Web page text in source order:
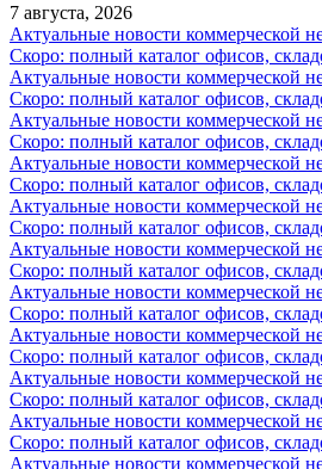
7 августа, 2026
Актуальные новости коммерческой
Скоро: полный каталог офисов,
Актуальные новости коммерческой
Скоро: полный каталог офисов,
Актуальные новости коммерческой
Скоро: полный каталог офисов,
Актуальные новости коммерческой
Скоро: полный каталог офисов,
Актуальные новости коммерческой
Скоро: полный каталог офисов,
Актуальные новости коммерческой
Скоро: полный каталог офисов,
Актуальные новости коммерческой
Скоро: полный каталог офисов,
Актуальные новости коммерческой
Скоро: полный каталог офисов,
Актуальные новости коммерческой
Скоро: полный каталог офисов,
Актуальные новости коммерческой
Скоро: полный каталог офисов,
Актуальные новости коммерческой